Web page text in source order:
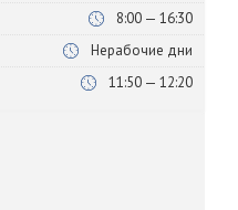
8:00 — 16:30
Нерабочие дни
11:50 — 12:20